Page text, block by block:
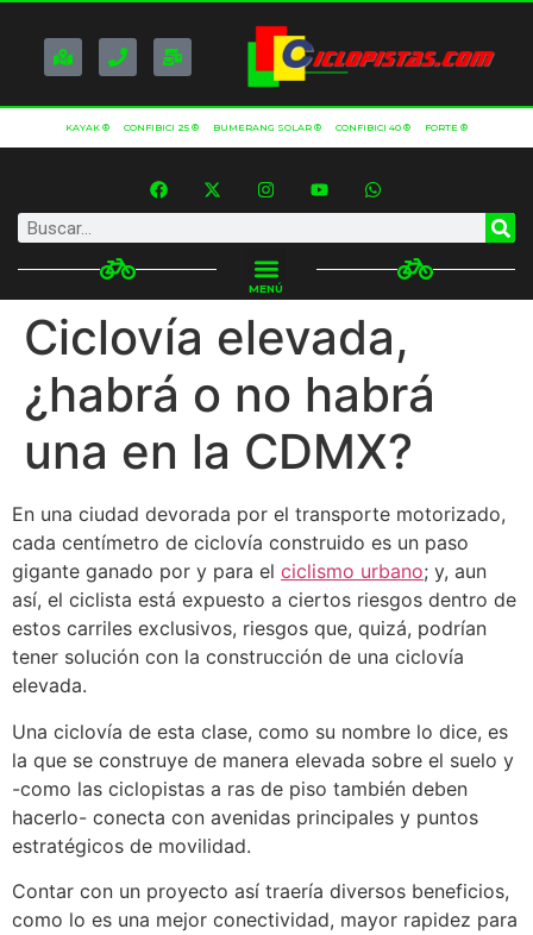
KAYAK ® CONFIBICI 25 ® BUMERANG SOLAR ® CONFIBICI 40 ® FORTE ®
MENÚ
Ciclovía elevada,
¿habrá o no habrá
una en la CDMX?
En una ciudad devorada por el transporte motorizado,
cada centímetro de ciclovía construido es un paso
gigante ganado por y para el ciclismo urbano; y, aun
así, el ciclista está expuesto a ciertos riesgos dentro de
estos carriles exclusivos, riesgos que, quizá, podrían
tener solución con la construcción de una ciclovía
elevada.
Una ciclovía de esta clase, como su nombre lo dice, es
la que se construye de manera elevada sobre el suelo y
-como las ciclopistas a ras de piso también deben
hacerlo- conecta con avenidas principales y puntos
estratégicos de movilidad.
Contar con un proyecto así traería diversos beneficios,
como lo es una mejor conectividad, mayor rapidez para